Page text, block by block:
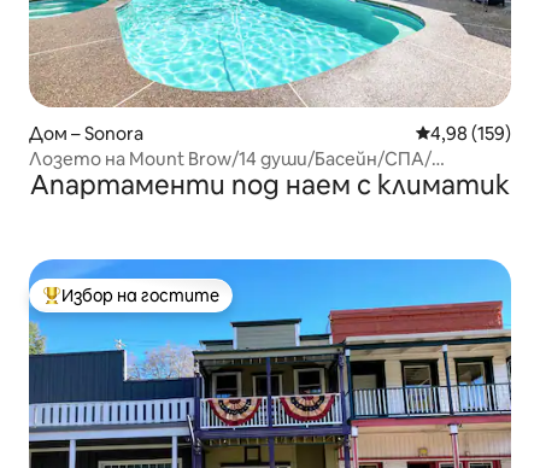
Дом – Sonora Средна
4,98 (159)
Лозето на Mount Brow/14 души/Басейн/СПА/
Йосемити
Апартаменти под наем с климатик
Най-популярен избор на гостите
Избор на гостите